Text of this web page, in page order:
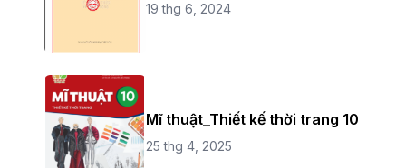
19 thg 6, 2024
Mĩ thuật_Thiết kế thời trang 10
25 thg 4, 2025